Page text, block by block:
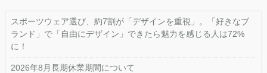
スポーツウェア選び、約7割が「デザインを重視」。「好きなブ
ランド」で「自由にデザイン」できたら魅力を感じる人は72%
に！
2026年8月長期休業期間について